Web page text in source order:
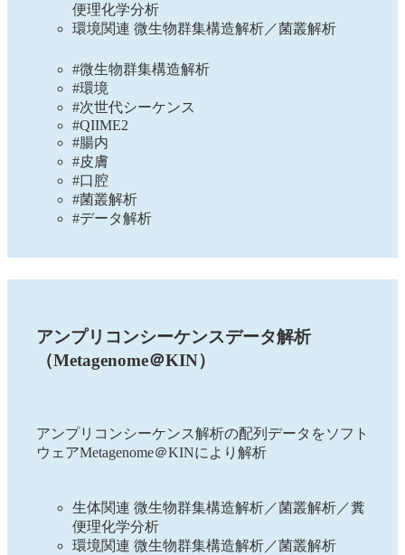
便理化学分析
環境関連 微生物群集構造解析／菌叢解析
#微生物群集構造解析
#環境
#次世代シーケンス
#QIIME2
#腸内
#皮膚
#口腔
#菌叢解析
#データ解析
アンプリコンシーケンスデータ解析
（Metagenome＠KIN）
アンプリコンシーケンス解析の配列データをソフト
ウェアMetagenome＠KINにより解析
生体関連 微生物群集構造解析／菌叢解析／糞
便理化学分析
環境関連 微生物群集構造解析／菌叢解析